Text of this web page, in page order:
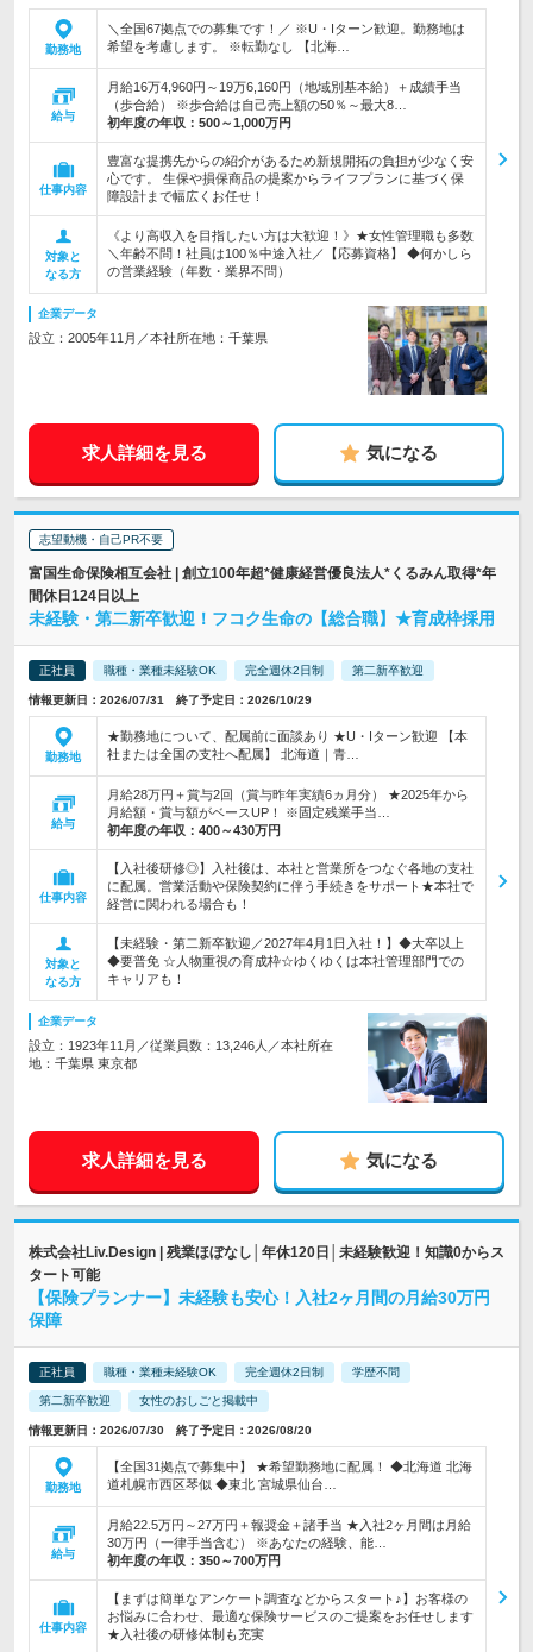
勤務地
＼全国67拠点での募集です！／ ※U・Iターン歓迎。勤務地は
希望を考慮します。 ※転勤なし 【北海…
給与
月給16万4,960円～19万6,160円（地域別基本給）＋成績手当
（歩合給） ※歩合給は自己売上額の50％～最大8…
初年度の年収： 500～1,000万円
仕事内容
豊富な提携先からの紹介があるため新規開拓の負担が少なく安
心です。 生保や損保商品の提案からライフプランに基づく保
障設計まで幅広くお任せ！
対象と
なる方
《より高収入を目指したい方は大歓迎！》★女性管理職も多数
＼年齢不問！社員は100％中途入社／【応募資格】 ◆何かしら
の営業経験（年数・業界不問）
企業データ
設立：2005年11月／本社所在地：千葉県
求人詳細を見る 気になる
志望動機・自己PR不要
富国生命保険相互会社 | 創立100年超*健康経営優良法人*くるみん取得*年
間休日124日以上
未経験・第二新卒歓迎！フコク生命の【総合職】★育成枠採用
正社員 職種・業種未経験OK 完全週休2日制 第二新卒歓迎
情報更新日：2026/07/31 終了予定日：2026/10/29
勤務地
★勤務地について、配属前に面談あり ★U・Iターン歓迎 【本
社または全国の支社へ配属】 北海道｜青…
給与
月給28万円＋賞与2回（賞与昨年実績6ヵ月分） ★2025年から
月給額・賞与額がベースUP！ ※固定残業手当…
初年度の年収： 400～430万円
仕事内容
【入社後研修◎】入社後は、本社と営業所をつなぐ各地の支社
に配属。営業活動や保険契約に伴う手続きをサポート★本社で
経営に関われる場合も！
対象と
なる方
【未経験・第二新卒歓迎／2027年4月1日入社！】◆大卒以上
◆要普免 ☆人物重視の育成枠☆ゆくゆくは本社管理部門での
キャリアも！
企業データ
設立：1923年11月／従業員数：13,246人／本社所在
地：千葉県 東京都
求人詳細を見る 気になる
株式会社Liv.Design | 残業ほぼなし│年休120日│未経験歓迎！知識0からス
タート可能
【保険プランナー】未経験も安心！入社2ヶ月間の月給30万円
保障
正社員 職種・業種未経験OK 完全週休2日制 学歴不問
第二新卒歓迎 女性のおしごと掲載中
情報更新日：2026/07/30 終了予定日：2026/08/20
勤務地
【全国31拠点で募集中】 ★希望勤務地に配属！ ◆北海道 北海
道札幌市西区琴似 ◆東北 宮城県仙台…
給与
月給22.5万円～27万円＋報奨金＋諸手当 ★入社2ヶ月間は月給
30万円（一律手当含む） ※あなたの経験、能…
初年度の年収： 350～700万円
仕事内容
【まずは簡単なアンケート調査などからスタート♪】お客様の
お悩みに合わせ、最適な保険サービスのご提案をお任せします
★入社後の研修体制も充実